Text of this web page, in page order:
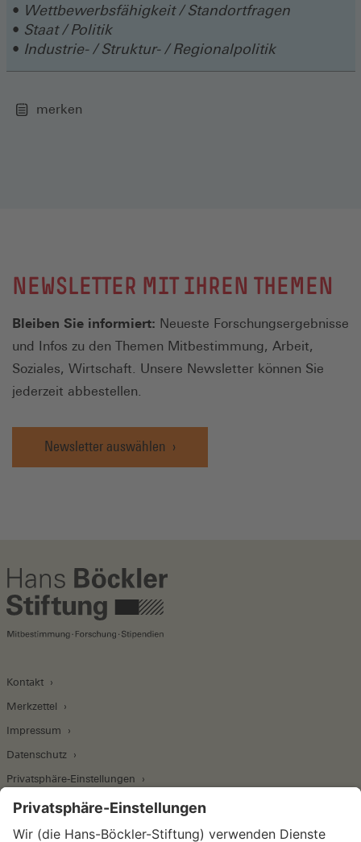
Wettbewerbsfähigkeit / Standortfragen
Staat / Politik
Industrie- / Struktur- / Regionalpolitik
merken
NEWSLETTER MIT IHREN THEMEN
Bleiben Sie informiert: Neueste Forschungsergebnisse
und Infos zu den Themen Mitbestimmung, Arbeit,
Soziales, Wirtschaft. Unsere Newsletter können Sie
jederzeit abbestellen.
Newsletter auswählen
Kontakt
Merkzettel
Impressum
Datenschutz
Privatsphäre-Einstellungen
Wirtschafts- und Sozialwissenschaftliches Institut